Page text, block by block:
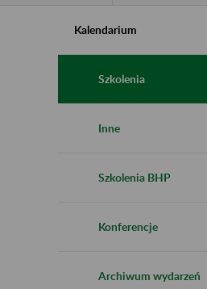
Kalendarium
Szkolenia
Inne
Szkolenia BHP
Konferencje
Archiwum wydarzeń